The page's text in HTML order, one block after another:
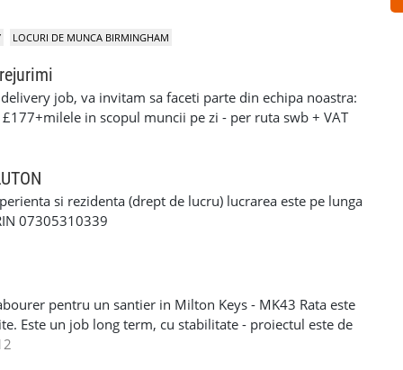
LOCURI DE MUNCA BIRMINGHAM
job, va invitam sa faceti parte din echipa noastra:
in scopul muncii pe zi - per ruta swb + VAT
in scopul muncii pe zi per ruta lwb + VAT pentru
de ani •1 an experienta pe permis •cazier curat -
•posibilitatea sa treceti un test drog si alcool
pe zi) - contract de munca pe o perioada
- van oferit de firma contra cost( in cazul in care nu
permis RO. Recrutam pentru urmatoarele locatii: -
- Harlow - Northampton Pentru mai multe detalii si
la noi - 07494685033
si rezidenta (drept de lucru) lucrarea este pe lunga
07305310339
pentru un santier in Milton Keys - MK43 Rata este
Este un job long term, cu stabilitate - proiectul este de
labourer si cleaning. Acceptam si femei si barbati